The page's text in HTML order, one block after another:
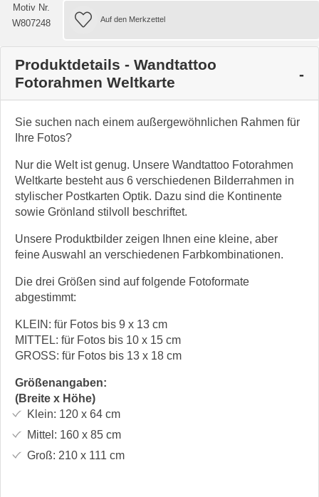
Motiv Nr.
W807248
Produktdetails - Wandtattoo
Fotorahmen Weltkarte
Sie suchen nach einem außergewöhnlichen Rahmen für
Ihre Fotos?
Nur die Welt ist genug. Unsere Wandtattoo Fotorahmen
Weltkarte besteht aus 6 verschiedenen Bilderrahmen in
stylischer Postkarten Optik. Dazu sind die Kontinente
sowie Grönland stilvoll beschriftet.
Unsere Produktbilder zeigen Ihnen eine kleine, aber
feine Auswahl an verschiedenen Farbkombinationen.
Die drei Größen sind auf folgende Fotoformate
abgestimmt:
KLEIN: für Fotos bis 9 x 13 cm
MITTEL: für Fotos bis 10 x 15 cm
GROSS: für Fotos bis 13 x 18 cm
Größenangaben:
(Breite x Höhe)
Klein: 120 x 64cm
Mittel: 160 x 85cm
Groß: 210 x 111 cm